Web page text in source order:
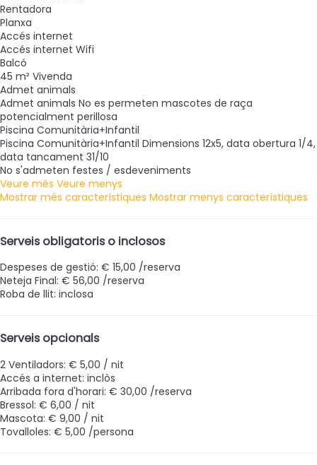
Rentadora
Planxa
Accés internet
Accés internet Wifi
Balcó
45 m² Vivenda
Admet animals
Admet animals No es permeten mascotes de raça
potencialment perillosa
Piscina Comunitària+Infantil
Piscina Comunitària+Infantil Dimensions 12x5, data obertura 1/4,
data tancament 31/10
No s'admeten festes / esdeveniments
Veure més Veure menys
Mostrar més característiques Mostrar menys característiques
Serveis obligatoris o inclosos
Despeses de gestió: € 15,00 /reserva
Neteja Final: € 56,00 /reserva
Roba de llit: inclosa
Serveis opcionals
2 Ventiladors: € 5,00 / nit
Accés a internet: inclòs
Arribada fora d'horari: € 30,00 /reserva
Bressol: € 6,00 / nit
Mascota: € 9,00 / nit
Tovalloles: € 5,00 /persona